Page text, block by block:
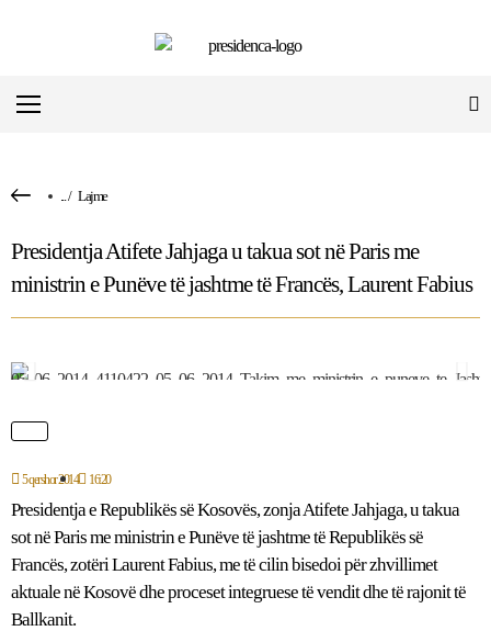
.../ Lajme
Presidentja Atifete Jahjaga u takua sot në Paris me
ministrin e Punëve të jashtme të Francës, Laurent Fabius
5 qershor 2014 16:20
Presidentja e Republikës së Kosovës, zonja Atifete Jahjaga, u takua
sot në Paris me ministrin e Punëve të jashtme të Republikës së
Francës, zotëri Laurent Fabius, me të cilin bisedoi për zhvillimet
aktuale në Kosovë dhe proceset integruese të vendit dhe të rajonit të
Ballkanit.